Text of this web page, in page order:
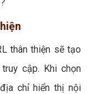
thân thiện sẽ tạo
cập. Khi chọn
chỉ hiển thị nội